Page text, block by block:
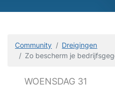
Community
Dreigingen
Zo bescherm je
WOENSDAG 31